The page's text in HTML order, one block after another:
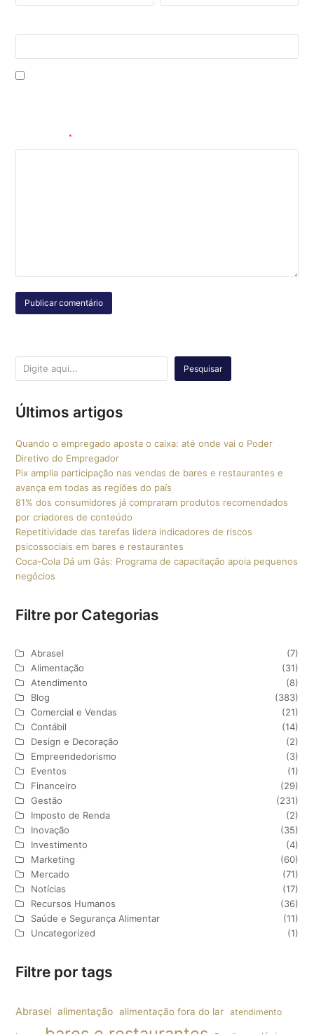
Comentário*
Pesquisar
Últimos artigos
Quando o empregado aposta o caixa: até onde vai o Poder
Diretivo do Empregador
Pix amplia participação nas vendas de bares e restaurantes e
avança em todas as regiões do país
81% dos consumidores já compraram produtos recomendados
por criadores de conteúdo
Repetitividade das tarefas lidera indicadores de riscos
psicossociais em bares e restaurantes
Coca-Cola Dá um Gás: Programa de capacitação apoia pequenos
negócios
Filtre por Categorias
Abrasel
(7)
Alimentação
(31)
Atendimento
(8)
Blog
(383)
Comercial e Vendas
(21)
Contábil
(14)
Design e Decoração
(2)
Empreendedorismo
(3)
Eventos
(1)
Financeiro
(29)
Gestão
(231)
Imposto de Renda
(2)
Inovação
(35)
Investimento
(4)
Marketing
(60)
Mercado
(71)
Notícias
(17)
Recursos Humanos
(36)
Saúde e Segurança Alimentar
(11)
Uncategorized
(1)
Filtre por tags
Abrasel alimentação alimentação fora do lar atendimento